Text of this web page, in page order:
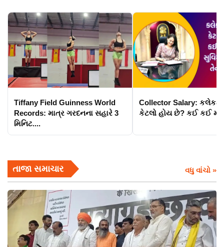
Tiffany Field Guinness World
Records: માત્ર ગરદનના સહારે 3
મિનિટ....
Collector Salary:
કેટલો હોય છે? કઈ કઈ
તાજા સમાચાર વધુ વાંચો »